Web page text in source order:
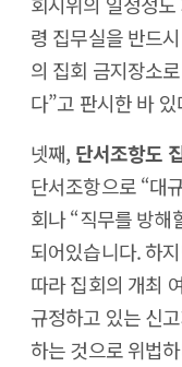
령 집무실을 반드
의 집회 금지장소
다”고 판시한 바
넷째, 단서조항도
단서조항으로 “대
회나 “직무를 방해
되어있습니다. 하
따라 집회의 개최
규정하고 있는 신
하는 것으로 위법